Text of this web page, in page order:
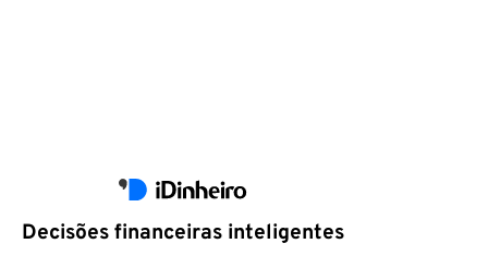
Decisões financeiras inteligentes